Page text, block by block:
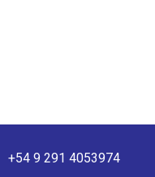
+54 9 291 4053974